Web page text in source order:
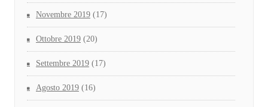
Novembre 2019 (17)
Ottobre 2019 (20)
Settembre 2019 (17)
Agosto 2019 (16)